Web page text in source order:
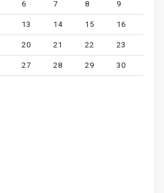
6 7 8 9
13 14 15 16
20 21 22 23
27 28 29 30